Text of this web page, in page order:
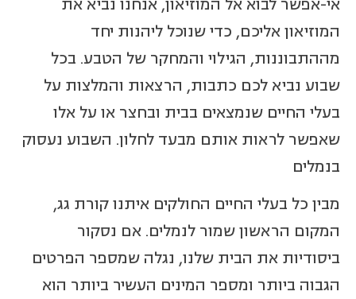
אי-אפשר לבוא אל המוזיאון, אנחנו נביא את
המוזיאון אליכם, כדי שנוכל ליהנות יחד
מההתבוננות, הגילוי והמחקר של הטבע. בכל
שבוע נביא לכם כתבות, הרצאות והמלצות על
בעלי החיים שנמצאים בבית ובחצר או על אלו
שאפשר לראות אותם מבעד לחלון. השבוע נעסוק
בנמלים
מבין כל בעלי החיים החולקים איתנו קורת גג,
המקום הראשון שמור לנמלים. אם נסקור
ביסודיות את הבית שלנו, נגלה שמספר הפרטים
הגבוה ביותר ומספר המינים העשיר ביותר הוא